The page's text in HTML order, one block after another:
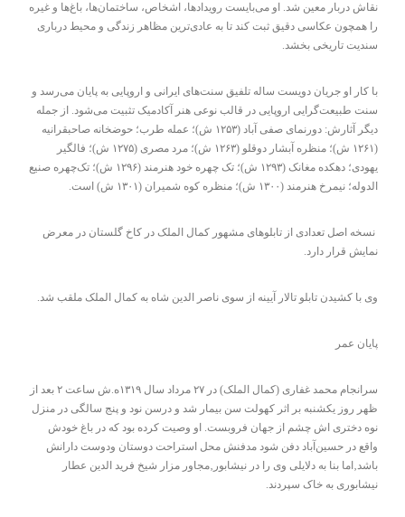
نقاش دربار معین شد. او می‌بایست رویدادها، اشخاص، ساختمان‌ها، باغ‌ها و غیره
را همچون عکاسی دقیق ثبت کند تا به عادی‌ترین مظاهر زندگی و محیط درباری
سندیت تاریخی بخشد.
با کار او جریان دویست ساله تلفیق سنت‌های ایرانی و اروپایی به پایان می‌رسد و
سنت طبیعت‌گرایی اروپایی در قالب نوعی هنر آکادمیک تثبیت می‌شود. از جمله
دیگر آثارش: دورنمای صفی آباد (۱۲۵۳ ش)؛ عمله طرب؛ حوضخانه صاحبقرانیه
(۱۲۶۱ ش)؛ منظره آبشار دوقلو (۱۲۶۳ ش)؛ مرد مصری (۱۲۷۵ ش)؛ فالگیر
یهودی؛ دهکده مغانک (۱۲۹۳ ش)؛ تک چهره خود هنرمند (۱۲۹۶ ش)؛ تک‌چهره صنیع
الدوله؛ نیمرخ هنرمند (۱۳۰۰ ش)؛ منظره کوه شمیران (۱۳۰۱ ش) است.
نسخه اصل تعدادی از تابلوهای مشهور کمال الملک در کاخ گلستان در معرض
نمایش قرار دارد.
وی با کشیدن تابلو تالار آیینه از سوی ناصر الدین شاه به کمال الملک ملقب شد.
پایان عمر
سرانجام محمد غفاری (کمال الملک) در ۲۷ مرداد سال ۱۳۱۹ه.ش ساعت ۲ بعد از
ظهر روز یکشنبه بر اثر کهولت سن بیمار شد و درسن نود و پنج سالگی در منزل
نوه دختری اش چشم از جهان فروبست. او وصیت کرده بود که در باغ خودش
واقع در حسین‌آباد دفن شود مدفنش محل استراحت دوستان ودوست دارانش
باشد‚اما بنا به دلایلی وی را در نیشابور‚مجاور مزار شیخ فرید الدین عطار
نیشابوری به خاک سپردند.